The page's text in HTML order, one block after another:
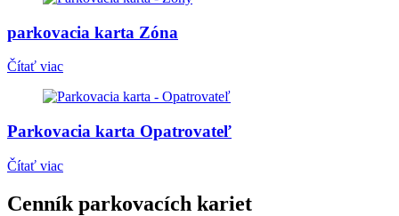
parkovacia karta Zóna
Čítať viac
Parkovacia karta Opatrovateľ
Čítať viac
Cenník parkovacích kariet